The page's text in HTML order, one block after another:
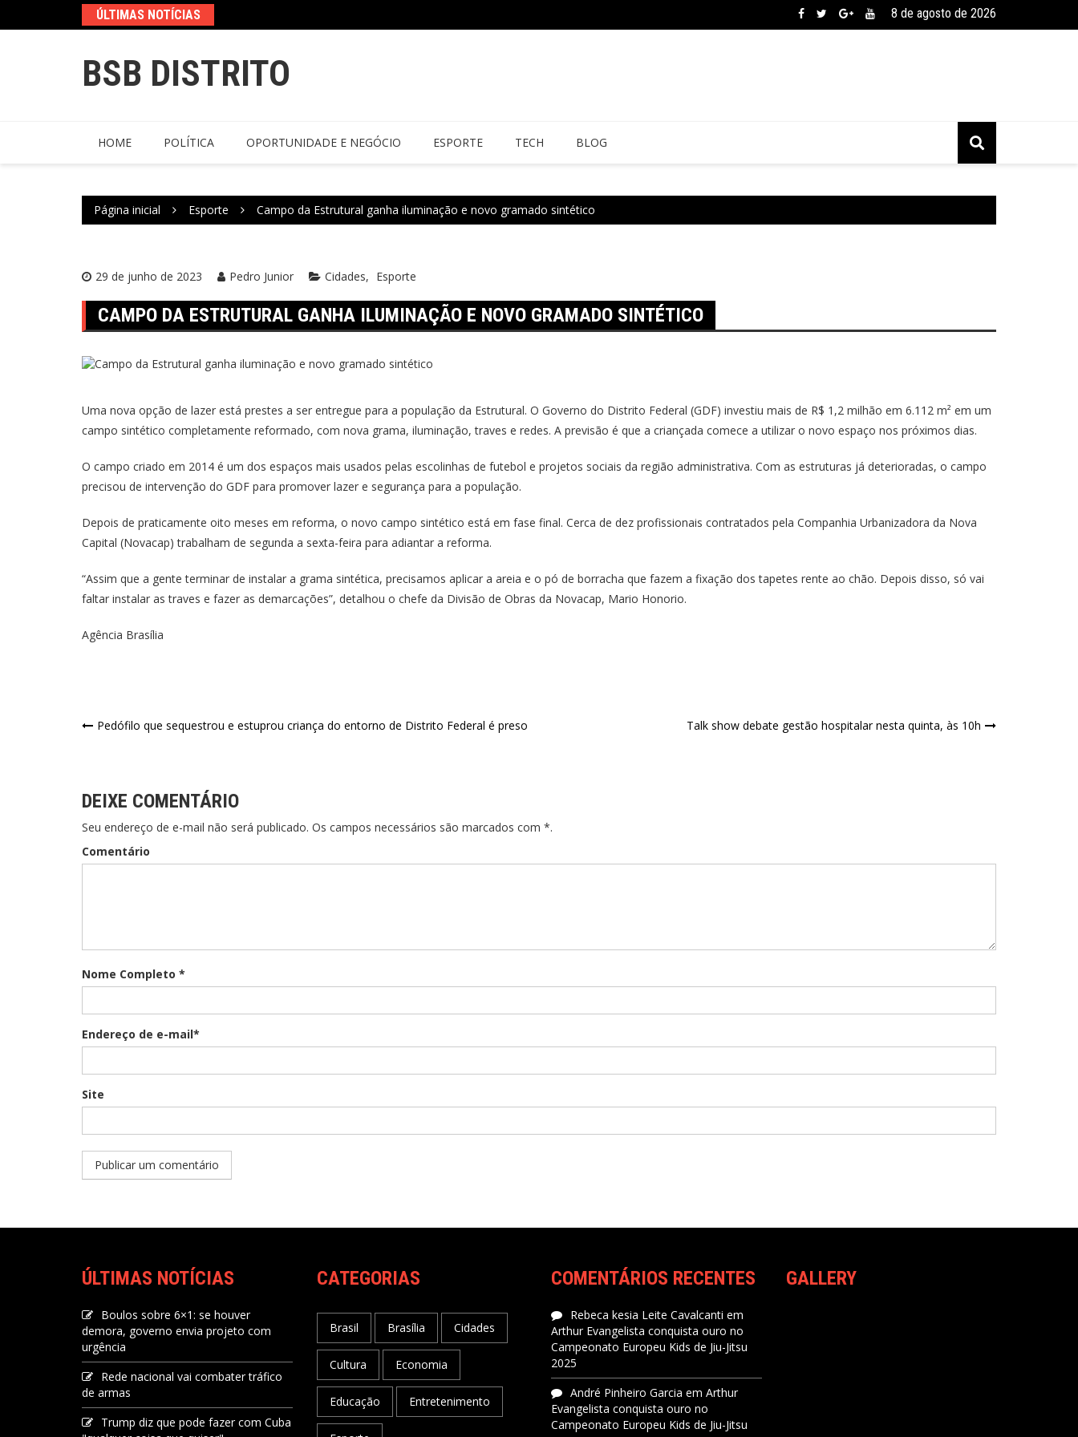
ÚLTIMAS NOTÍCIAS 8 de agosto de 2026
BSB DISTRITO
HOME POLÍTICA OPORTUNIDADE E NEGÓCIO ESPORTE TECH BLOG
Página inicial Esporte Campo da Estrutural ganha iluminação e novo gramado sintético
29 de junho de 2023 Pedro Junior Cidades Esporte
CAMPO DA ESTRUTURAL GANHA ILUMINAÇÃO E NOVO GRAMADO SINTÉTICO
Uma nova opção de lazer está prestes a ser entregue para a população da Estrutural. O Governo do Distrito Federal (GDF) investiu mais de R$ 1,2 milhão em 6.112 m² em um
campo sintético completamente reformado, com nova grama, iluminação, traves e redes. A previsão é que a criançada comece a utilizar o novo espaço nos próximos dias.
O campo criado em 2014 é um dos espaços mais usados pelas escolinhas de futebol e projetos sociais da região administrativa. Com as estruturas já deterioradas, o campo
precisou de intervenção do GDF para promover lazer e segurança para a população.
Depois de praticamente oito meses em reforma, o novo campo sintético está em fase final. Cerca de dez profissionais contratados pela Companhia Urbanizadora da Nova
Capital (Novacap) trabalham de segunda a sexta-feira para adiantar a reforma.
“Assim que a gente terminar de instalar a grama sintética, precisamos aplicar a areia e o pó de borracha que fazem a fixação dos tapetes rente ao chão. Depois disso, só vai
faltar instalar as traves e fazer as demarcações”, detalhou o chefe da Divisão de Obras da Novacap, Mario Honorio.
Agência Brasília
Pedófilo que sequestrou e estuprou criança do entorno de Distrito Federal é preso Talk show debate gestão hospitalar nesta quinta, às 10h
DEIXE COMENTÁRIO
Seu endereço de e-mail não será publicado. Os campos necessários são marcados com *.
Comentário
Nome Completo *
Endereço de e-mail*
Site
ÚLTIMAS NOTÍCIAS
Boulos sobre 6×1: se houver
demora, governo envia projeto com
urgência
Rede nacional vai combater tráfico
de armas
Trump diz que pode fazer com Cuba
CATEGORIAS
Brasil Brasília Cidades
Cultura Economia
Educação Entretenimento
COMENTÁRIOS RECENTES
Rebeca kesia Leite Cavalcanti em
Arthur Evangelista conquista ouro no
Campeonato Europeu Kids de Jiu-Jitsu
2025
André Pinheiro Garcia em Arthur
Evangelista conquista ouro no
Campeonato Europeu Kids de Jiu-Jitsu
GALLERY